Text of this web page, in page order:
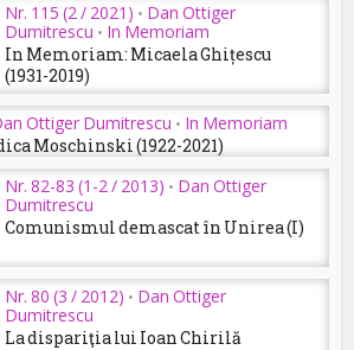
Nr. 115 (2 / 2021) • Dan Ottiger
Dumitrescu • In Memoriam
In Memoriam: Micaela Ghițescu
(1931-2019)
Ottiger Dumitrescu • In Memoriam
Moschinski (1922-2021)
Nr. 82-83 (1-2 / 2013) • Dan Ottiger
Dumitrescu
Comunismul demascat în Unirea (I)
Nr. 80 (3 / 2012) • Dan Ottiger
Dumitrescu
La dispariţia lui Ioan Chirilă